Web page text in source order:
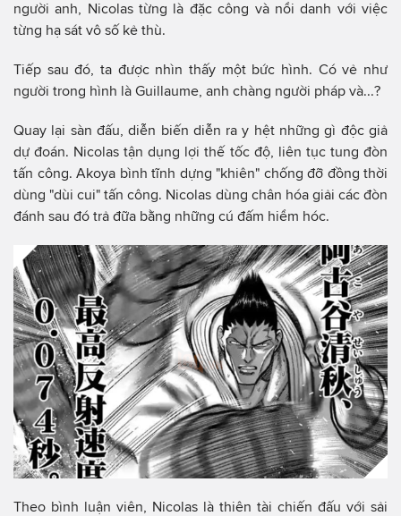
người anh, Nicolas từng là đặc công và nổi danh với việc
từng hạ sát vô số kẻ thù.
Tiếp sau đó, ta được nhìn thấy một bức hình. Có vẻ như
người trong hình là Guillaume, anh chàng người pháp và...?
Quay lại sàn đấu, diễn biến diễn ra y hệt những gì độc giả
dự đoán. Nicolas tận dụng lợi thế tốc độ, liên tục tung đòn
tấn công. Akoya bình tĩnh dựng "khiên" chống đỡ đồng thời
dùng "dùi cui" tấn công. Nicolas dùng chân hóa giải các đòn
đánh sau đó trả đữa bằng những cú đấm hiểm hóc.
Theo bình luận viên, Nicolas là thiên tài chiến đấu với sải